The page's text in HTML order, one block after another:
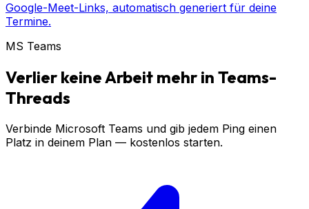
Google-Meet-Links, automatisch generiert für deine
Termine.
MS Teams
Verlier keine Arbeit mehr in Teams-
Threads
Verbinde Microsoft Teams und gib jedem Ping einen
Platz in deinem Plan — kostenlos starten.